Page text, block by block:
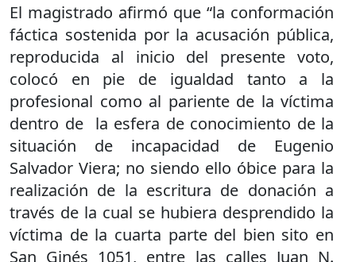
El magistrado afirmó que “la conformación
fáctica sostenida por la acusación pública,
reproducida al inicio del presente voto,
colocó en pie de igualdad tanto a la
profesional como al pariente de la víctima
dentro de la esfera de conocimiento de la
situación de incapacidad de Eugenio
Salvador Viera; no siendo ello óbice para la
realización de la escritura de donación a
través de la cual se hubiera desprendido la
víctima de la cuarta parte del bien sito en
San Ginés 1051, entre las calles Juan N.